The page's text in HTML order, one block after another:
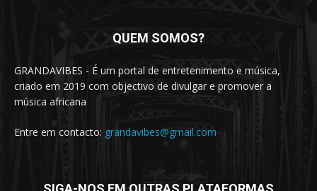
QUEM SOMOS?
GRANDAVIBES - É um portal de entretenimento e música,
criado em 2019 com objectivo de divulgar e promover a
música africana
Entre em contacto: grandavibes@gmail.com